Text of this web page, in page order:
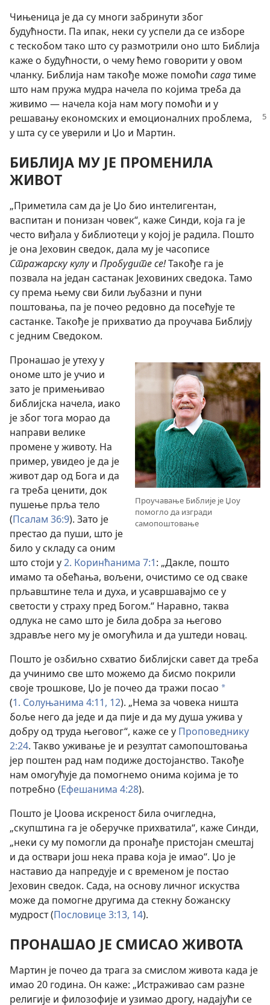
Чињеница је да су многи забринути због
будућности. Па ипак, неки су успели да се изборе
с тескобом тако што су размотрили оно што Библија
каже о будућности, о чему ћемо говорити у овом
чланку. Библија нам такође може помоћи садатиме
што нам пружа мудра начела по којима треба да
живимо — начела која нам могу помоћи и у
решавањуекономских и емоционалних проблема,
у шта су се уверили и Џо и Мартин.
БИБЛИЈА МУ ЈЕ ПРОМЕНИЛА
ЖИВОТ
„Приметила сам да је Џо био интелигентан,
васпитан и понизан човек“, каже Синди, која га је
често виђала у библиотеци у којој је радила. Пошто
је она Јеховин сведок, дала му је часописе
Стражарску кулуи Пробудите се!Такође га је
позвала на један састанак Јеховиних сведока. Тамо
су према њему сви били љубазни и пуни
поштовања, па је почео редовно да посећује те
састанке. Такође је прихватио да проучава Библију
с једним Сведоком.
Проучавање Библије је Џоу
помогло да изгради
самопоштовање
Пронашао је утеху у
ономе што је учио и
зато је примењивао
библијска начела, иако
је због тога морао да
направи велике
промене у животу. На
пример, увидео је да је
живот дар од Бога и да
га треба ценити, док
пушење прља тело
(Псалам 36:9). Зато је
престао да пуши, што је
било у складу са оним
што стоји у2. Коринћанима 7:1: „Дакле, пошто
имамо та обећања, вољени, очистимо се од сваке
прљавштине тела и духа, и усавршавајмо се у
светости у страху пред Богом.“ Наравно, таква
одлука не само што је била добра за његово
здравље него му је омогућила и да уштеди новац.
Пошто је озбиљно схватио библијски савет да треба
да учинимо све што можемо да бисмо покрили
своје трошкове, Џо је почео да тражи посао *
(1. Солуњанима 4:11, 12). „Нема за човека ништа
боље него да једе и да пије и да му душа ужива у
добру од труда његовог“, каже се у Проповеднику
2:24. Такво уживање је и резултат самопоштовања
јер поштен рад нам подиже достојанство. Такође
нам омогућује да помогнемо онима којима је то
потребно (Ефешанима 4:28).
Пошто је Џоова искреност била очигледна,
„скупштина га је оберучке прихватила“, каже Синди,
„неки су му помогли да пронађе пристојан смештај
и да оствари још нека права која је имао“. Џо је
наставио да напредује и с временом је постао
Јеховин сведок. Сада, на основу личног искуства
може да помогне другима да стекну божанску
мудрост (Пословице 3:13, 14).
ПРОНАШАО ЈЕ СМИСАО ЖИВОТА
Мартин је почео да трага за смислом живота када је
имао 20 година. Он каже: „Истраживао сам разне
религије и филозофије и узимао дрогу, надајући се